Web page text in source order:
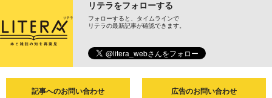
リテラをフォローする
フォローすると、タイムラインで
リテラの最新記事が確認できます。
記事へのお問い合わせ 広告のお問い合わせ